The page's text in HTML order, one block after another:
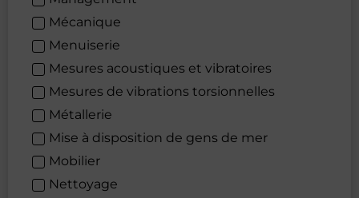
Mécanique
Menuiserie
Mesures acoustiques et vibratoires
Mesures de vibrations torsionnelles
Métallerie
Mise à disposition de gens de mer
Mobilier
Nettoyage